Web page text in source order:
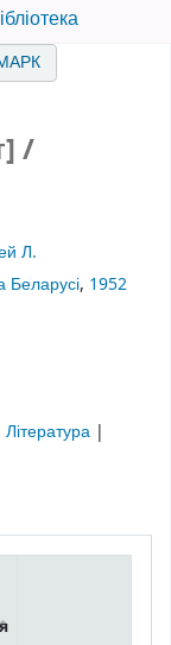
/
Л.
Беларусі, 1952
Література |